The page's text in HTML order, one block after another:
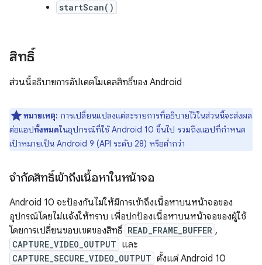
startScan()
สิทธิ์
ส่วนนี้อธิบายการอัปเดตโมเดลสิทธิ์ของ Android
หมายเหตุ: การเปลี่ยนแปลงแต่ละรายการที่อธิบายไว้ในส่วนนี้จะส่งผล
ต่อแอปทั้งหมดในอุปกรณ์ที่ใช้ Android 10 ขึ้นไป รวมถึงแอปที่กำหนด
เป้าหมายเป็น Android 9 (API ระดับ 28) หรือต่ำกว่า
จำกัดสิทธิ์เข้าถึงเนื้อหาในหน้าจอ
Android 10 จะป้องกันไม่ให้มีการเข้าถึงเนื้อหาบนหน้าจอของ
อุปกรณ์โดยไม่แจ้งให้ทราบ เพื่อปกป้องเนื้อหาบนหน้าจอของผู้ใช้
โดยการเปลี่ยนขอบเขตของสิทธิ์ READ_FRAME_BUFFER ,
CAPTURE_VIDEO_OUTPUT และ
CAPTURE_SECURE_VIDEO_OUTPUT ตั้งแต่ Android 10